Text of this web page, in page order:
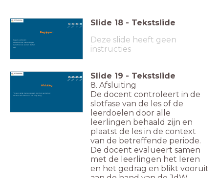
Begrippen
Regels overtreden
Verschillende overtredingen
Verschillende soorten straffen
Halt
Slide 18 - Tekstslide
Deze slide heeft geen
instructies
Afsluiting
* Ik weet welke mensen zorgen voor mijn veiligheid
* Ik weet wie ik wanneer om hulp vraag.
Slide 19 - Tekstslide
8. Afsluiting
De docent controleert in de
slotfase van de les of de
leerdoelen door alle
leerlingen behaald zijn en
plaatst de les in de context
van de betreffende periode.
De docent evalueert samen
met de leerlingen het leren
en het gedrag en blikt vooruit